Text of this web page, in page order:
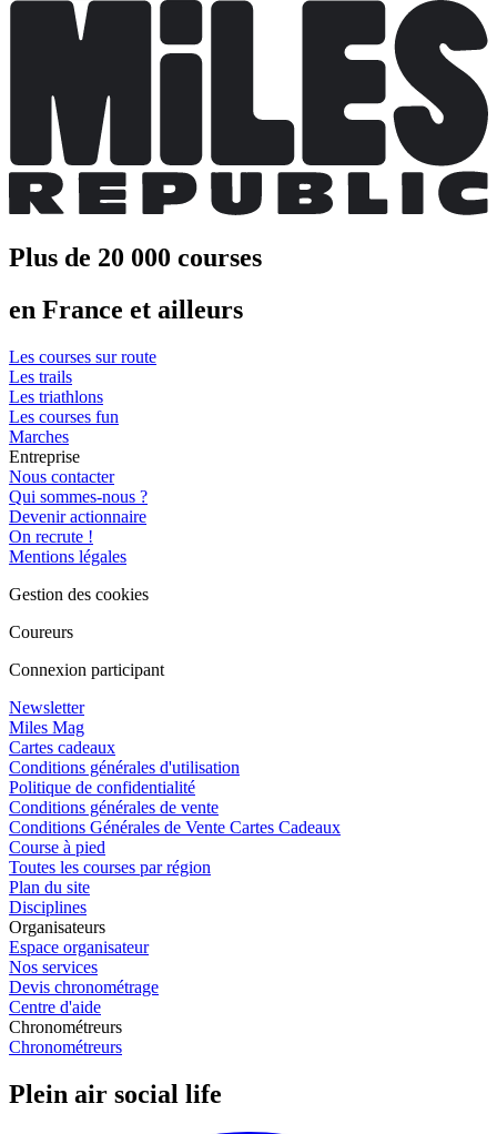
Plus de 20 000 courses
en France et ailleurs
Les courses sur route
Les trails
Les triathlons
Les courses fun
Marches
Entreprise
Nous contacter
Qui sommes-nous ?
Devenir actionnaire
On recrute !
Mentions légales
Gestion des cookies
Coureurs
Connexion participant
Newsletter
Miles Mag
Cartes cadeaux
Conditions générales d'utilisation
Politique de confidentialité
Conditions générales de vente
Conditions Générales de Vente Cartes Cadeaux
Course à pied
Toutes les courses par région
Plan du site
Disciplines
Organisateurs
Espace organisateur
Nos services
Devis chronométrage
Centre d'aide
Chronométreurs
Chronométreurs
Plein air social life